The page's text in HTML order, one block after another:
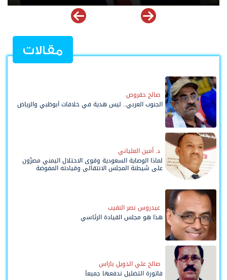
مقالات
صالح حقروص
الجنوب العربي.. ليس هدية في خلافات أبوظبي والرياض
د. أمين العلياني
لماذا الوصاية السعودية وقوى الاحتلال اليمني مصرّون
على شيطنة المجلس الانتقالي وقيادته المفوضة
عيدروس نصر النقيب
هذا هو مجلس القيادة الرئاسي
صالح علي الدويل باراس
فاتورة التضليل ندفعها جميعاً